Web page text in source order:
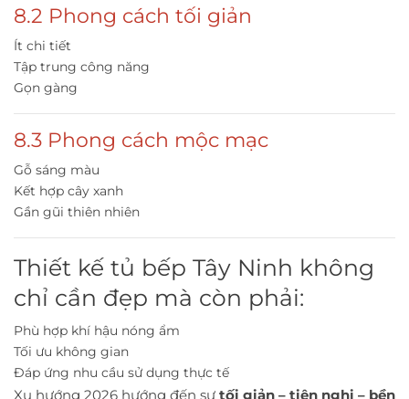
8.2 Phong cách tối giản
Ít chi tiết
Tập trung công năng
Gọn gàng
8.3 Phong cách mộc mạc
Gỗ sáng màu
Kết hợp cây xanh
Gần gũi thiên nhiên
Thiết kế tủ bếp Tây Ninh không
chỉ cần đẹp mà còn phải:
Phù hợp khí hậu nóng ẩm
Tối ưu không gian
Đáp ứng nhu cầu sử dụng thực tế
Xu hướng 2026 hướng đến sự tối giản – tiện nghi – bền